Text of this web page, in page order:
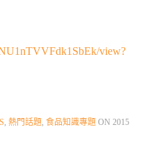
view?
, 熱門話題, 食品知識專題 ON 2015